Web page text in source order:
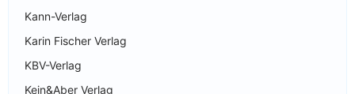
Kann-Verlag
Karin Fischer Verlag
KBV-Verlag
Kein&Aber Verlag